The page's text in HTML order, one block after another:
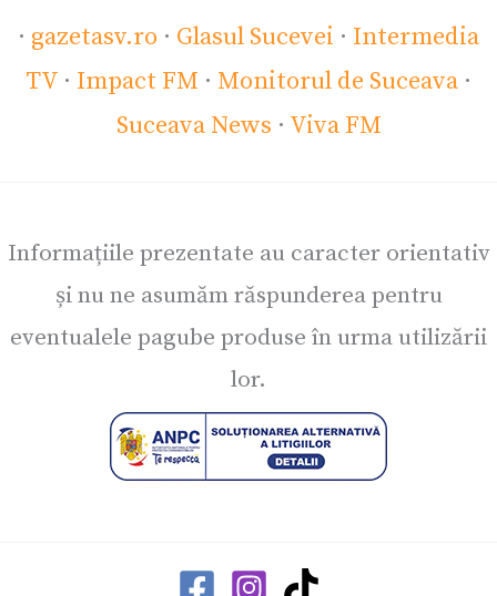
· gazetasv.ro · Glasul Sucevei · Intermedia
TV · Impact FM · Monitorul de Suceava ·
Suceava News · Viva FM
Informațiile prezentate au caracter orientativ
și nu ne asumăm răspunderea pentru
eventualele pagube produse în urma utilizării
lor.